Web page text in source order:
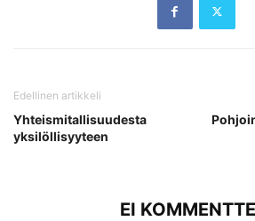
Edellinen artikkeli
Yhteismitallisuudesta
yksilöllisyyteen
EI